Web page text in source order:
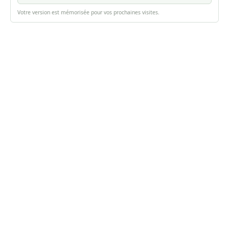
Votre version est mémorisée pour vos prochaines visites.